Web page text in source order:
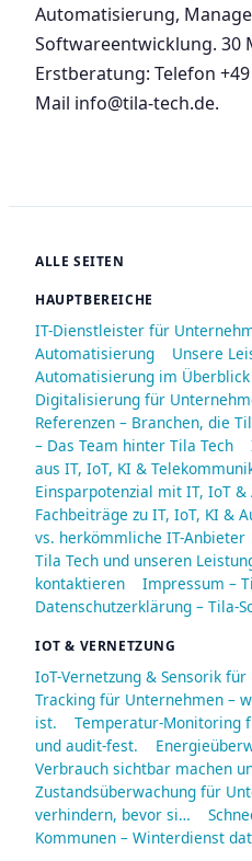
Automatisierung,
Softwareentwicklung. 30
Erstberatung: Telefon
Mail info@tila-tech.de.
ALLE SEITEN
HAUPTBEREICHE
IT-Dienstleister für
Automatisierung
Unsere
Automatisierung im Überblick
Digitalisierung für
Referenzen – Branchen, die
– Das Team hinter Tila Tech
aus IT, IoT, KI &
Einsparpotenzial mit IT, IoT
Fachbeiträge zu IT, IoT, KI &
vs. herkömmliche IT-Anbieter
Tila Tech und unseren
kontaktieren
Impressum –
Datenschutzerklärung – Tila-
IOT & VERNETZUNG
IoT-Vernetzung & Sensorik
Tracking für Unternehmen –
ist.
Temperatur-Monitoring
und audit-fest.
Verbrauch sichtbar machen
Zustandsüberwachung für
verhindern, bevor si…
Kommunen – Winterdienst